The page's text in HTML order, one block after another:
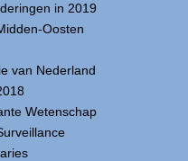
in 2019
Oosten
van Nederland
Wetenschap